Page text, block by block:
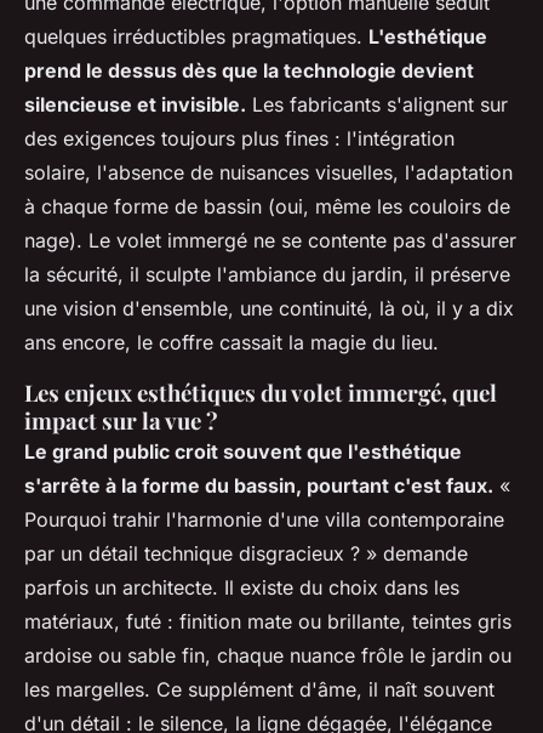
quelques irréductibles pragmatiques. L'esthétique
prend le dessus dès que la technologie devient
silencieuse et invisible. Les fabricants s'alignent sur
des exigences toujours plus fines : l'intégration
solaire, l'absence de nuisances visuelles, l'adaptation
à chaque forme de bassin (oui, même les couloirs de
nage). Le volet immergé ne se contente pas d'assurer
la sécurité, il sculpte l'ambiance du jardin, il préserve
une vision d'ensemble, une continuité, là où, il y a dix
ans encore, le coffre cassait la magie du lieu.
Les enjeux esthétiques du volet immergé, quel
impact sur la vue ?
Le grand public croit souvent que l'esthétique
s'arrête à la forme du bassin, pourtant c'est faux. «
Pourquoi trahir l'harmonie d'une villa contemporaine
par un détail technique disgracieux ? » demande
parfois un architecte. Il existe du choix dans les
matériaux, futé : finition mate ou brillante, teintes gris
ardoise ou sable fin, chaque nuance frôle le jardin ou
les margelles. Ce supplément d'âme, il naît souvent
d'un détail : le silence, la ligne dégagée, l'élégance